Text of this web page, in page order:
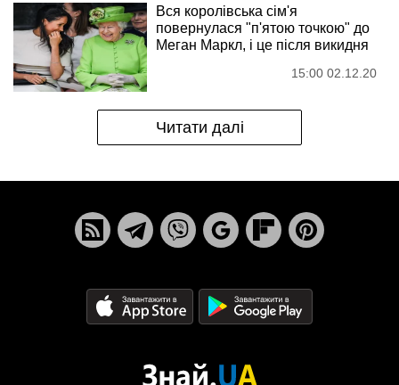
Вся королівська сім'я
повернулася "п'ятою точкою" до
Меган Маркл, і це після викидня
15:00 02.12.20
Читати далі